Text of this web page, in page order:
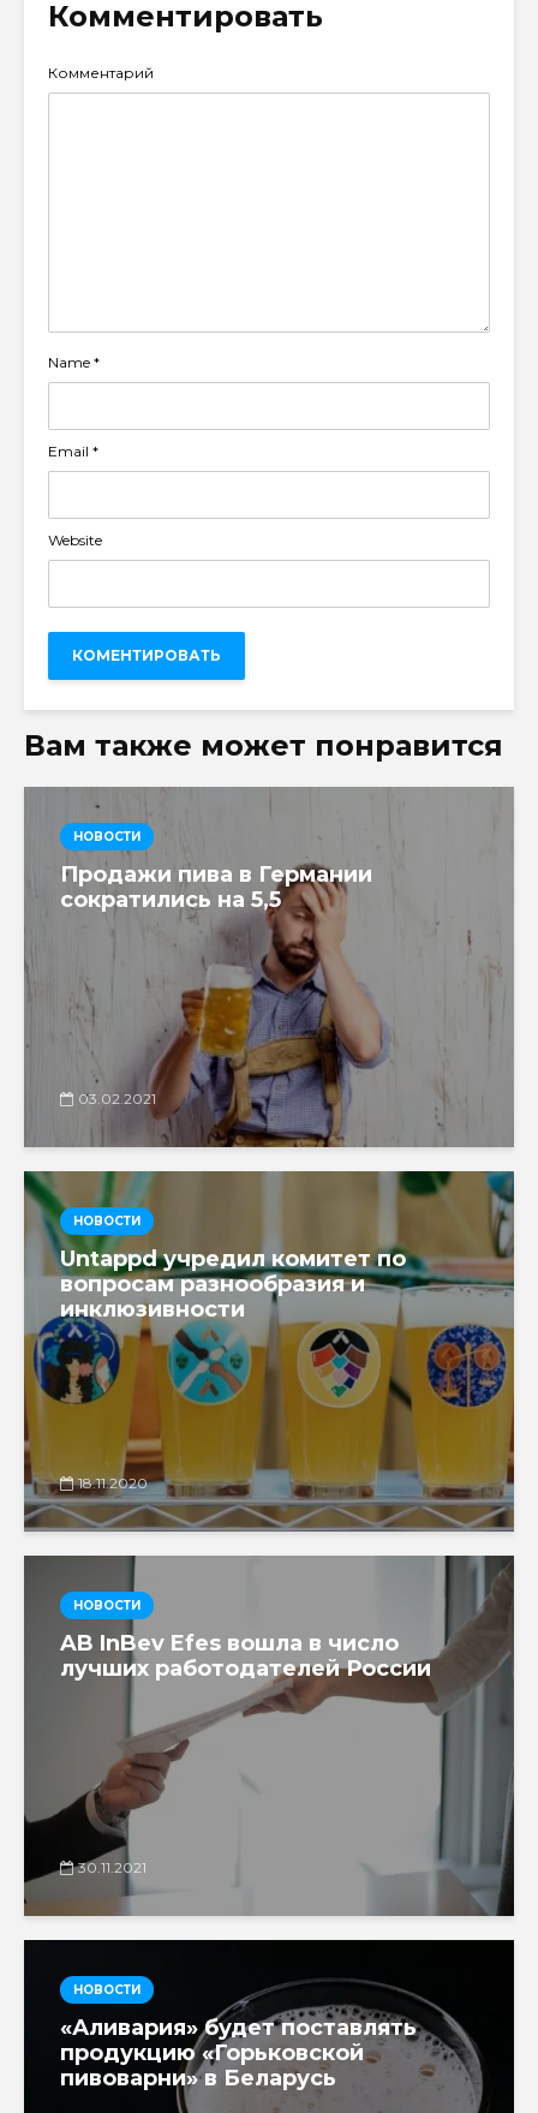
Комментировать
Комментарий
Name *
Email *
Website
Вам также может понравится
НОВОСТИ
Продажи пива в Германии
сократились на 5,5
03.02.2021
НОВОСТИ
Untappd учредил комитет по
вопросам разнообразия и
инклюзивности
18.11.2020
НОВОСТИ
AB InBev Efes вошла в число
лучших работодателей России
30.11.2021
НОВОСТИ
«Аливария» будет поставлять
продукцию «Горьковской
пивоварни» в Беларусь